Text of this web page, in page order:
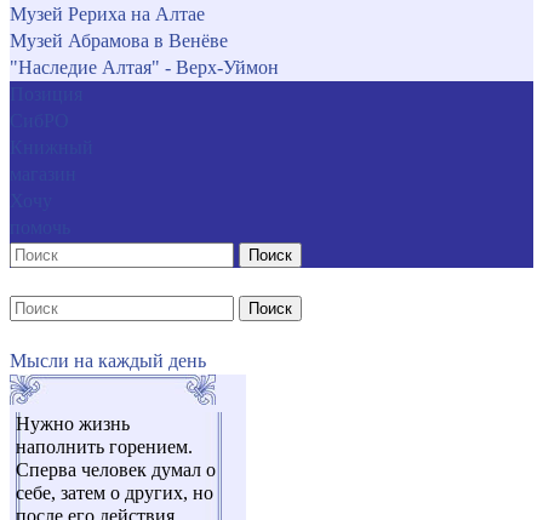
Музей Рериха на Алтае
Музей Абрамова в Венёве
"Наследие Алтая" - Верх-Уймон
Поиск
Поиск
Мысли на каждый день
Нужно жизнь
наполнить горением.
Сперва человек думал о
себе, затем о других, но